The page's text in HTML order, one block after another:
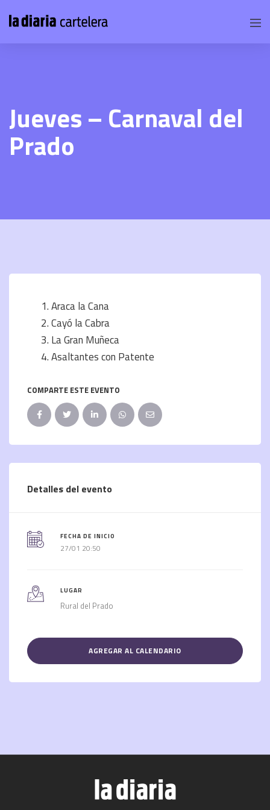
Jueves – Carnaval del
Prado
Araca la Cana
Cayó la Cabra
La Gran Muñeca
Asaltantes con Patente
COMPARTE ESTE EVENTO
Detalles del evento
FECHA DE INICIO
27/01 20:50
LUGAR
Rural del Prado
AGREGAR AL CALENDARIO